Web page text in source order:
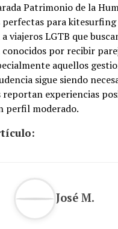
Patrimonio de la
perfectas para
viajeros LGTB que
por recibir
aquellos
sigue siendo
reportan experiencias
perfil moderado.
José M.